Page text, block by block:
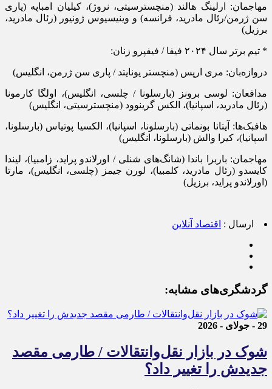
مهاجمان: ارلینگ هالند (منچسترسیتی، نروژ)، کیلیان امباپه (پاری
سن ژرمن/رئال مادرید، فرانسه) و وینیسیوس ژونیور (رئال مادرید،
برزیل)
* تیم برتر سال ۲۰۲۴ فیفا / فیفپرو زنان:
دروازه‌بان: مری ارپس (منچستر یونایتد / پاری سن ژرمن، انگلیس)
مدافعان: لوسی برونز (بارسلونا / چلسی، انگلیس)، اولگا کارمونا
(رئال مادرید، اسپانیا)، الکس گرینوود (منچسترسیتی، انگلیس)
هافبک‌ها: آیتانا بونماتی (بارسلونا، اسپانیا)، الکسیا پوتیاس (بارسلونا،
اسپانیا)، کیرا والش (بارسلونا، انگلیس)
مهاجمان: باربرا باندا (شانگ‌های شنلی / اورلاندو پراید، زامبیا)، لیندا
کایسدو (رئال مادرید، کلمبیا)، لورن جیمز (چلسی، انگلیس)، مارتا
(اورلاندو پراید، برزیل)
ارسال : اقتصاد آنلاین
گردشگری‌های مشابه:
29 - جولای - 2026
شوک در بازار نقل‌وانتقالات / طارمی مقصد
جدیدش را تغییر داد؟